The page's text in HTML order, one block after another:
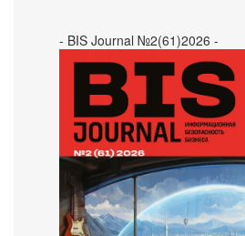
- BIS Journal №2(61)2026 -